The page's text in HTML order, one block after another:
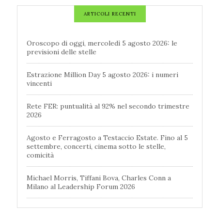
ARTICOLI RECENTI
Oroscopo di oggi, mercoledì 5 agosto 2026: le
previsioni delle stelle
Estrazione Million Day 5 agosto 2026: i numeri
vincenti
Rete FER: puntualità al 92% nel secondo trimestre
2026
Agosto e Ferragosto a Testaccio Estate. Fino al 5
settembre, concerti, cinema sotto le stelle,
comicità
Michael Morris, Tiffani Bova, Charles Conn a
Milano al Leadership Forum 2026